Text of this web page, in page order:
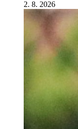
2. 8. 2026